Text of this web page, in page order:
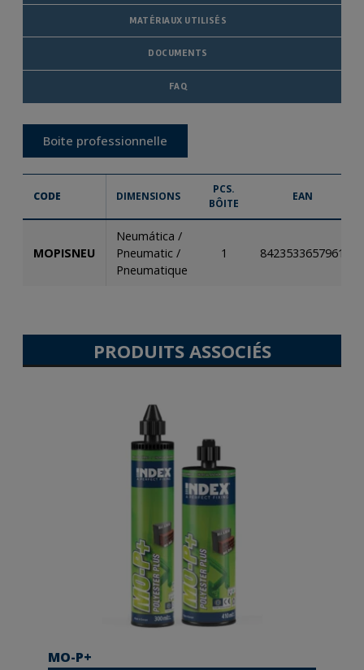
MATÉRIAUX UTILISÉS
DOCUMENTS
FAQ
Boite professionnelle
CODE DIMENSIONS
PCS.
BÔITE
EAN
MOPISNEU
Neumática /
Pneumatic /
Pneumatique
1 8423533657961
PRODUITS ASSOCIÉS
MO-P+